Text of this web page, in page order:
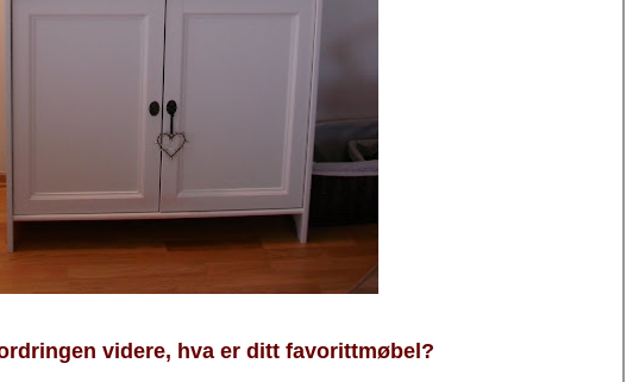
videre, hva er ditt favorittmøbel?